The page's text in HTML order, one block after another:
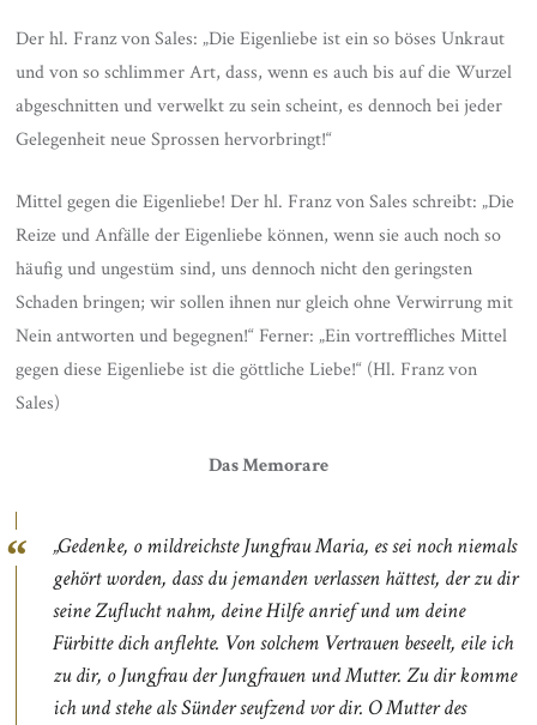
Der hl. Franz von Sales: „Die Eigenliebe ist ein so böses Unkraut
und von so schlimmer Art, dass, wenn es auch bis auf die Wurzel
abgeschnitten und verwelkt zu sein scheint, es dennoch bei jeder
Gelegenheit neue Sprossen hervorbringt!“
Mittel gegen die Eigenliebe! Der hl. Franz von Sales schreibt: „Die
Reize und Anfälle der Eigenliebe können, wenn sie auch noch so
häufig und ungestüm sind, uns dennoch nicht den geringsten
Schaden bringen; wir sollen ihnen nur gleich ohne Verwirrung mit
Nein antworten und begegnen!“ Ferner: „Ein vortreffliches Mittel
gegen diese Eigenliebe ist die göttliche Liebe!“ (Hl. Franz von
Sales)
Das Memorare
„Gedenke, o mildreichste Jungfrau Maria, es sei noch niemals
gehört worden, dass du jemanden verlassen hättest, der zu dir
seine Zuflucht nahm, deine Hilfe anrief und um deine
Fürbitte dich anflehte. Von solchem Vertrauen beseelt, eile ich
zu dir, o Jungfrau der Jungfrauen und Mutter. Zu dir komme
ich und stehe als Sünder seufzend vor dir. O Mutter des